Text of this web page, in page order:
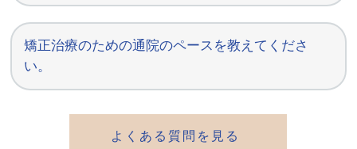
矯正治療のための通院のペースを教えてくださ
い。
よくある質問を見る